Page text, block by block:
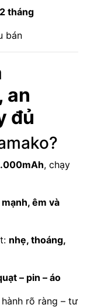
tháng
bán
an
đủ
, chạy
êm và
nhẹ, thoáng,
– pin – áo
rõ ràng – tư